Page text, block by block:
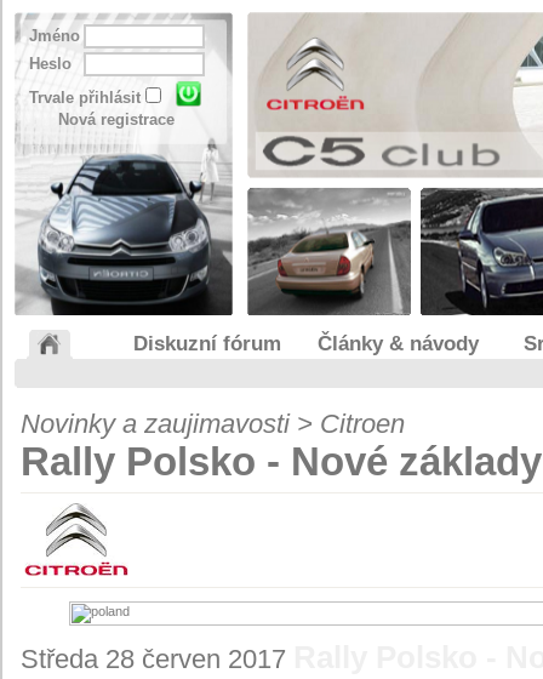
Jméno
Heslo
Trvale přihlásit
Nová registrace
Diskuzní fórum Články & návody
Novinky a zaujimavosti > Citroen
Rally Polsko - Nové
Středa 28 červen 2017